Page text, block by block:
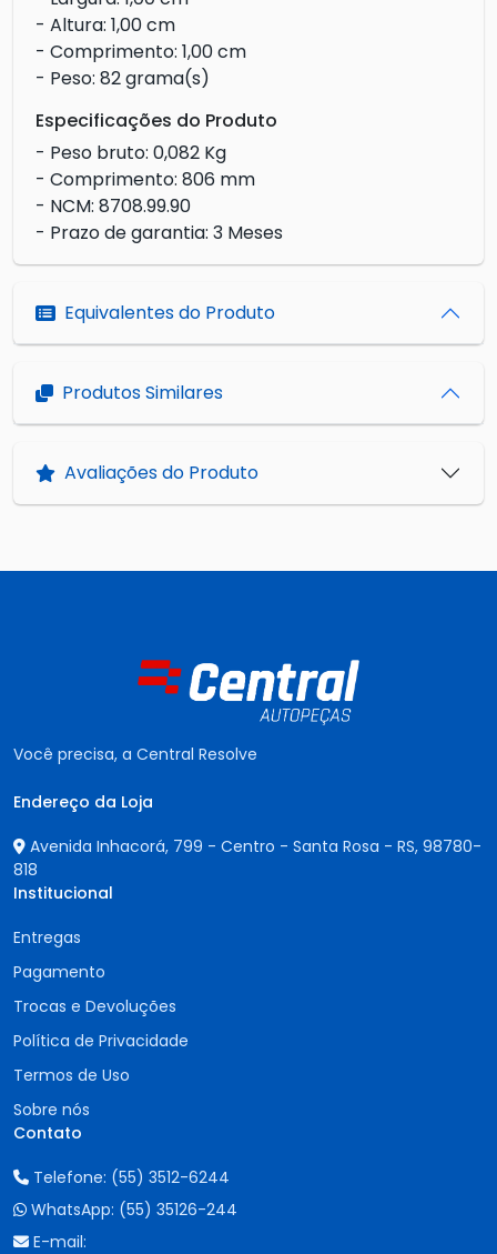
- Altura: 1,00 cm
- Comprimento: 1,00 cm
- Peso: 82 grama(s)
Especificações do Produto
- Peso bruto: 0,082 Kg
- Comprimento: 806 mm
- NCM: 8708.99.90
- Prazo de garantia: 3 Meses
Equivalentes do Produto
Produtos Similares
Avaliações do Produto
Você precisa, a Central Resolve
Endereço da Loja
Avenida Inhacorá, 799 - Centro - Santa Rosa - RS, 98780-
818
Institucional
Entregas
Pagamento
Trocas e Devoluções
Política de Privacidade
Termos de Uso
Sobre nós
Contato
Telefone: (55) 3512-6244
WhatsApp: (55) 35126-244
E-mail: